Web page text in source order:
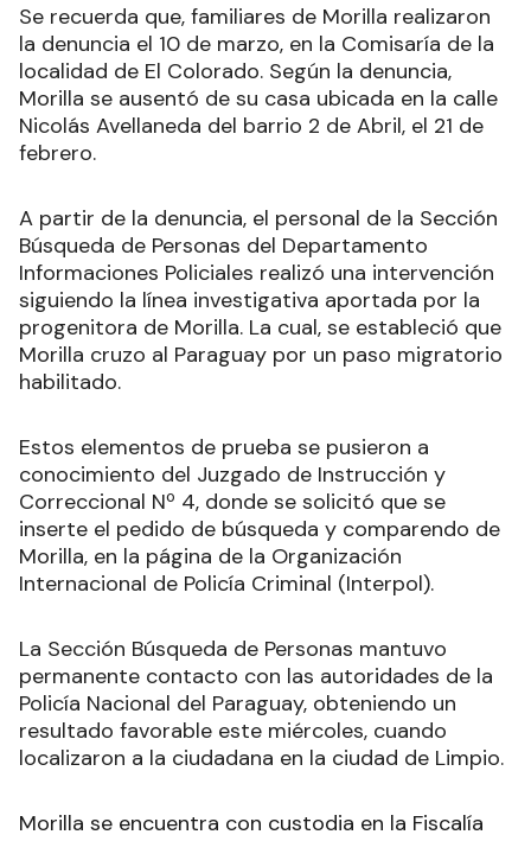
Se recuerda que, familiares de Morilla realizaron
la denuncia el 10 de marzo, en la Comisaría de la
localidad de El Colorado. Según la denuncia,
Morilla se ausentó de su casa ubicada en la calle
Nicolás Avellaneda del barrio 2 de Abril, el 21 de
febrero.
A partir de la denuncia, el personal de la Sección
Búsqueda de Personas del Departamento
Informaciones Policiales realizó una intervención
siguiendo la línea investigativa aportada por la
progenitora de Morilla. La cual, se estableció que
Morilla cruzo al Paraguay por un paso migratorio
habilitado.
Estos elementos de prueba se pusieron a
conocimiento del Juzgado de Instrucción y
Correccional Nº 4, donde se solicitó que se
inserte el pedido de búsqueda y comparendo de
Morilla, en la página de la Organización
Internacional de Policía Criminal (Interpol).
La Sección Búsqueda de Personas mantuvo
permanente contacto con las autoridades de la
Policía Nacional del Paraguay, obteniendo un
resultado favorable este miércoles, cuando
localizaron a la ciudadana en la ciudad de Limpio.
Morilla se encuentra con custodia en la Fiscalía